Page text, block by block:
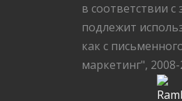
в соответствии
подлежит
как с
маркетинг", 2008-